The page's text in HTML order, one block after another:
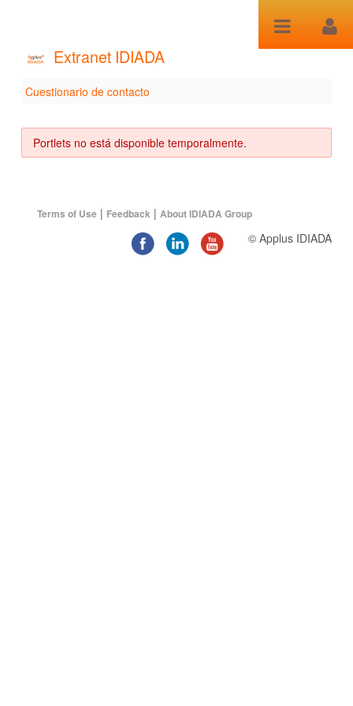
Extranet IDIADA
Cuestionario de contacto
Cuestionario de contacto
Portlets no está disponible temporalmente.
Terms of Use | Feedback | About IDIADA Group
© Applus IDIADA